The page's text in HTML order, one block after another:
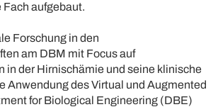
aufgebaut.
Forschung in den
am DBM mit Focus auf
in der Hirnischämie und seine klinische
Anwendung des Virtual und Augmented
for Biological Engineering (DBE)